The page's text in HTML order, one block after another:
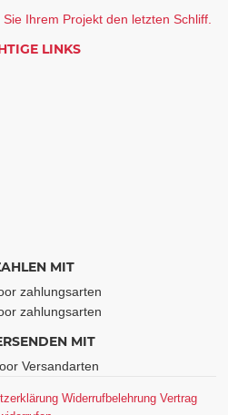
Sie Ihrem Projekt den letzten Schliff.
LINKS
MIT
MIT
Widerrufbelehrung Vertrag